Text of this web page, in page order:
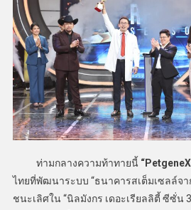
ท่ามกลางความท้าทายนี้
ไทยที่พัฒนาระบบ “ธนาคารสเต็มเซลล์จา
ชนะเลิศใน “นิลมังกร เดอะเรียลลิตี้ ซีซั่น